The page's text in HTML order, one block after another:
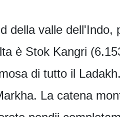
della valle dell'Indo,
è Stok Kangri
di tutto il
La catena